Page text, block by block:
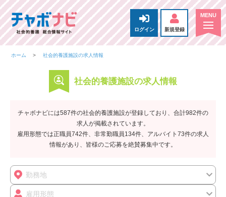
ログイン 新規登録
ホーム 社会的養護施設の求人情報
社会的養護施設の求人情報
チャボナビには587件の社会的養護施設が登録しており、合計982件の
求人が掲載されています。
雇用形態では正職員742件、非常勤職員134件、アルバイト73件の求人
情報があり、皆様のご応募を絶賛募集中です。
勤務地
雇用形態